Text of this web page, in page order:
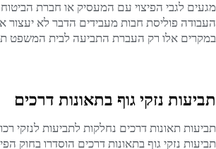
מגעים לגבי הפיצוי עם המעסיק או חברת
העבודה פוליסת חבות מעבידים הדבר לא יעצור
במקרים אלו רק העברת התביעה לבית המשפט
תביעות נזקי גוף בתאונות דרכים
תביעות תאונות דרכים נחלקות לתביעות לנזקי
תביעות נזקי גוף בתאונות דרכים הוסדרו בחוק